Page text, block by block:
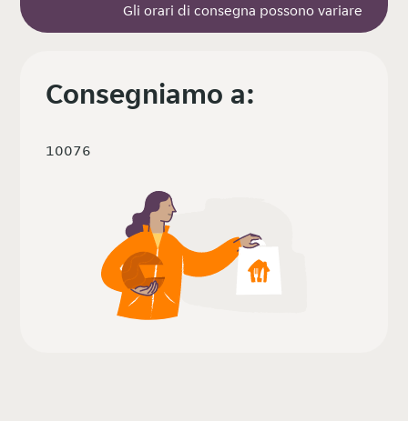
Gli orari di consegna possono variare
Consegniamo a:
10076